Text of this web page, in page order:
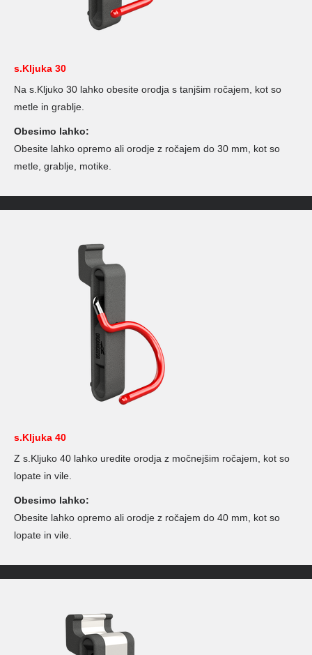
s.Kljuka 30
Na s.Kljuko 30 lahko obesite orodja s tanjšim ročajem, kot so
metle in grablje.
Obesimo lahko:
Obesite lahko opremo ali orodje z ročajem do 30 mm, kot so
metle, grablje, motike.
s.Kljuka 40
Z s.Kljuko 40 lahko uredite orodja z močnejšim ročajem, kot so
lopate in vile.
Obesimo lahko:
Obesite lahko opremo ali orodje z ročajem do 40 mm, kot so
lopate in vile.